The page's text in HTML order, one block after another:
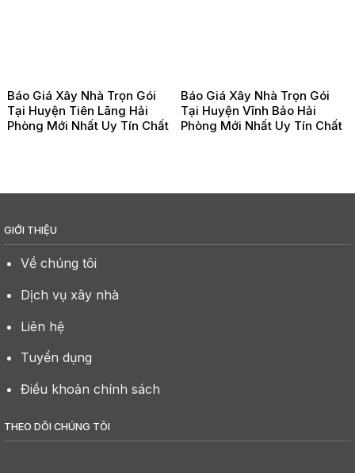
Báo Giá Xây Nhà Trọn Gói
Tại Huyện Tiên Lãng Hải
Phòng Mới Nhất Uy Tín Chất
Báo Giá Xây Nhà Trọn Gói
Tại Huyện Vĩnh Bảo Hải
Phòng Mới Nhất Uy Tín Chất
GIỚI THIỆU
Về chúng tôi
Dịch vụ xây nhà
Liên hệ
Tuyển dụng
Điều khoản chính sách
THEO DÕI CHÚNG TÔI